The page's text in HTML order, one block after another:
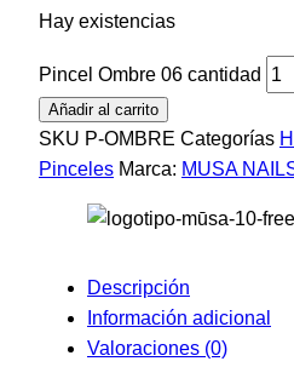
Hay existencias
Pincel Ombre 06 cantidad
Añadir al carrito
SKU P-OMBRE Categorías
Pinceles Marca: MUSA
Descripción
Información adicional
Valoraciones (0)